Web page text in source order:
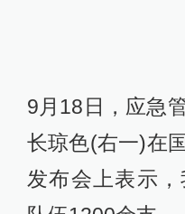
9月18日，应急
长琼色(右一)在
发布会上表示